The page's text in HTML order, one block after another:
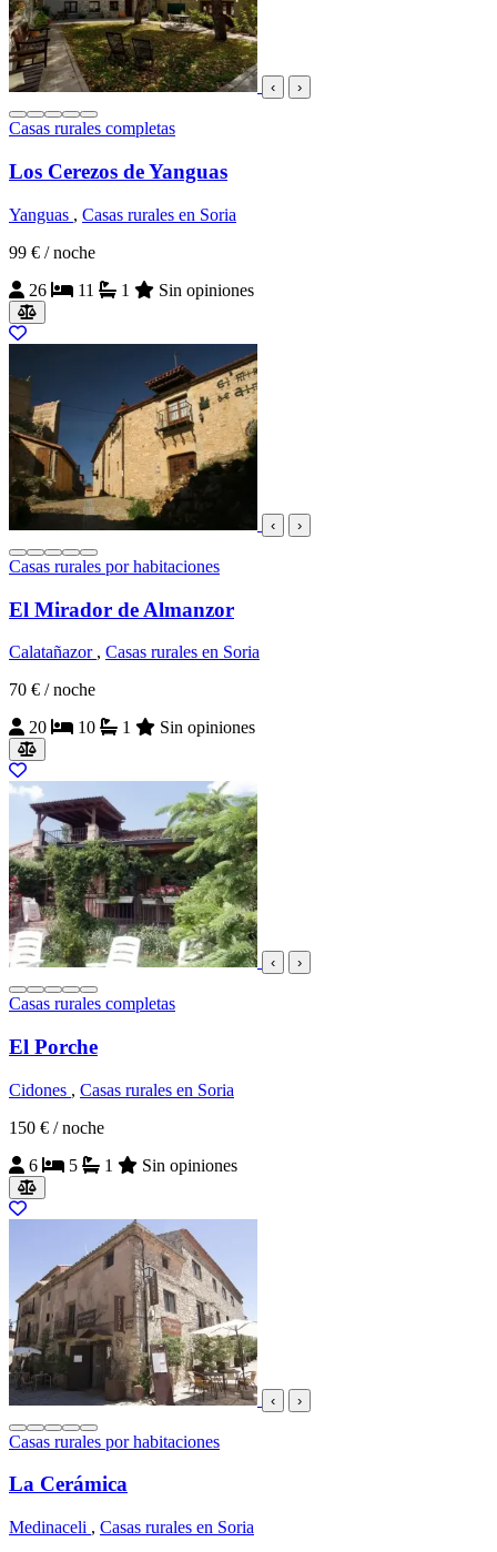
‹ ›
Casas rurales completas
Los Cerezos de Yanguas
Yanguas , Casas rurales en Soria
99 € / noche
26
11 1 Sin opiniones
‹ ›
Casas rurales por habitaciones
El Mirador de Almanzor
Calatañazor , Casas rurales en Soria
70 € / noche
20
10 1 Sin opiniones
‹ ›
Casas rurales completas
El Porche
Cidones , Casas rurales en Soria
150 € / noche
6
5 1 Sin opiniones
‹ ›
Casas rurales por habitaciones
La Cerámica
Medinaceli , Casas rurales en Soria